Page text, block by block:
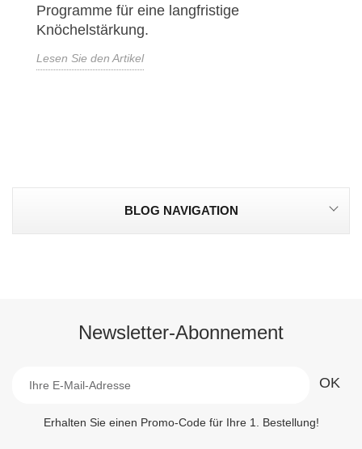
Programme für eine langfristige
Knöchelstärkung.
Lesen Sie den Artikel
BLOG NAVIGATION
Newsletter-Abonnement
Erhalten Sie einen Promo-Code für Ihre 1. Bestellung!